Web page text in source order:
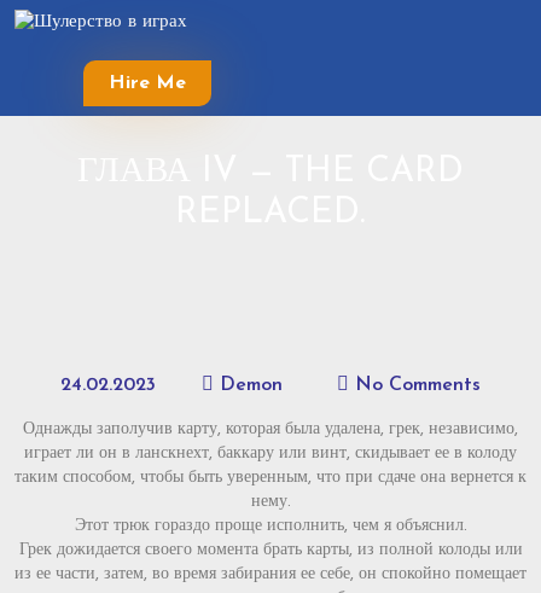
Skip
Hire Me
24.02.2023 Demon No Comments
Однажды заполучив карту, которая была удалена, грек, независимо,
играет ли он в ланскнехт, баккару или винт, скидывает ее в колоду
таким способом, чтобы быть уверенным, что при сдаче она вернется к
нему.
Этот трюк гораздо проще исполнить, чем я объяснил.
Грек дожидается своего момента брать карты, из полной колоды или
из ее части, затем, во время забирания ее себе, он спокойно помещает